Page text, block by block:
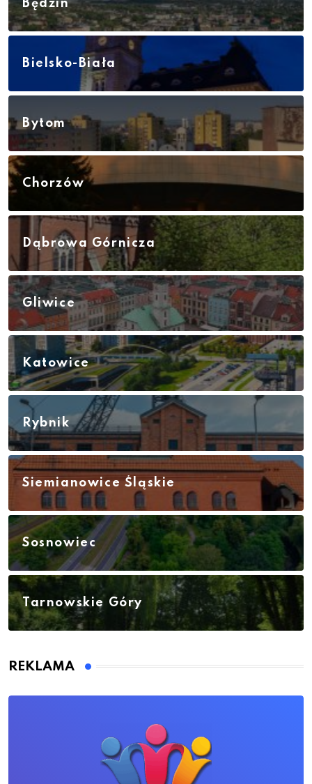
Będzin
Bielsko-Biała
Bytom
Chorzów
Dąbrowa Górnicza
Gliwice
Katowice
Rybnik
Siemianowice Śląskie
Sosnowiec
Tarnowskie Góry
REKLAMA